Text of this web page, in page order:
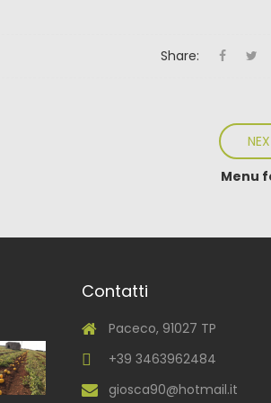
Share:
Menu
Contatti
Paceco, 91027 TP
+39 3463962484
giosca90@hotmail.it